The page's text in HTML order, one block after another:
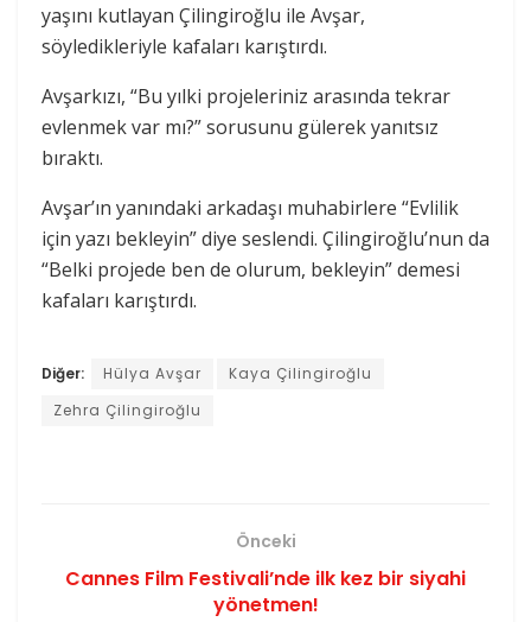
yaşını kutlayan Çilingiroğlu ile Avşar,
söyledikleriyle kafaları karıştırdı.
Avşarkızı, “Bu yılki projeleriniz arasında tekrar
evlenmek var mı?” sorusunu gülerek yanıtsız
bıraktı.
Avşar’ın yanındaki arkadaşı muhabirlere “Evlilik
için yazı bekleyin” diye seslendi. Çilingiroğlu’nun da
“Belki projede ben de olurum, bekleyin” demesi
kafaları karıştırdı.
Diğer: Hülya Avşar
Kaya Çilingiroğlu
Zehra Çilingiroğlu
Önceki
Cannes Film Festivali’nde ilk kez bir siyahi
yönetmen!